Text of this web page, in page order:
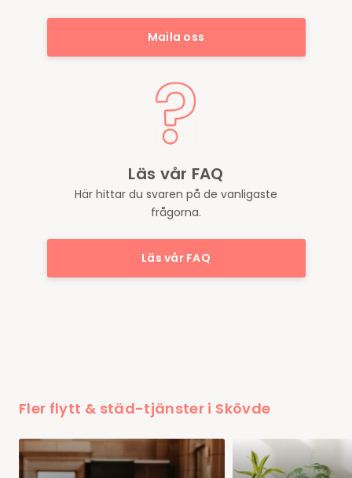
Maila oss
Läs vår FAQ
Här hittar du svaren på de vanligaste
frågorna.
Läs vår FAQ
Fler flytt & städ-tjänster i Skövde